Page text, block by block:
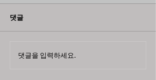
댓글
댓글을 입력하세요.